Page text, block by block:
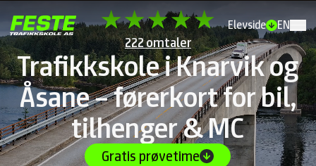
Elevside EN
222 omtaler
Trafikkskole i Knarvik og
Åsane – førerkort for bil,
tilhenger & MC
Gratis prøvetime